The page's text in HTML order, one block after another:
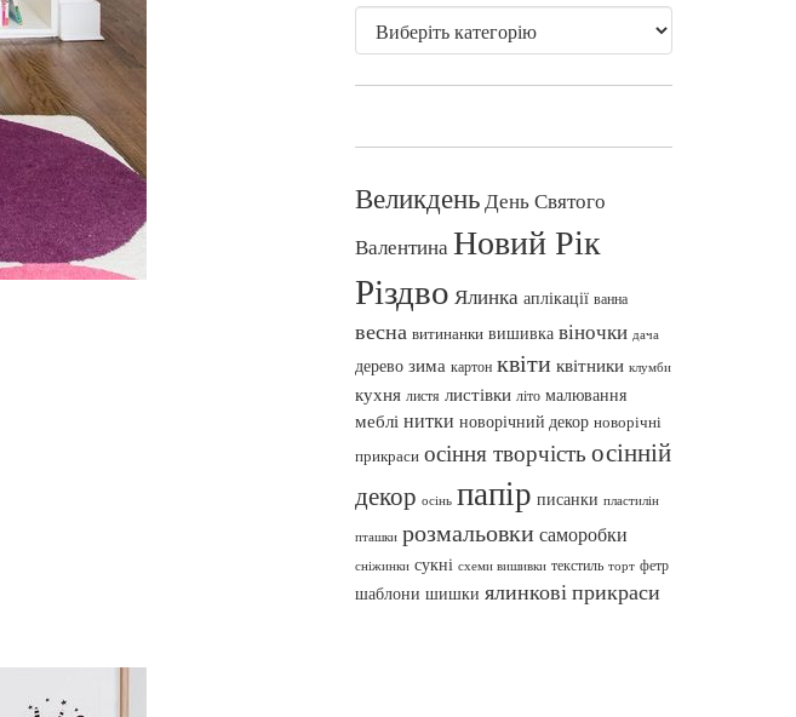
ВеликденьДень Святого
ВалентинаНовий Рік
Різдво Ялинка аплікації ванна
весна витинанки вишивка віночки дача
дерево зима картон квіти квітники клумби
кухня листя листівки літо малювання
меблі нитки новорічний декор новорічні
прикраси осіння творчість осінній
декор осінь папір писанки пластилін
пташки розмальовки саморобки
сніжинки сукні схеми вишивки текстиль торт фетр
шаблони шишки ялинкові прикраси